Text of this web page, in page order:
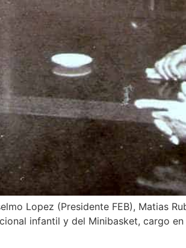
Lopez (Presidente FEB), Matias
infantil y del Minibasket, cargo